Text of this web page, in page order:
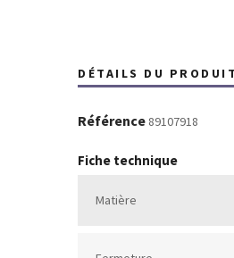
DÉTAILS DU PRODUIT
Référence 89107918
Fiche technique
Matière